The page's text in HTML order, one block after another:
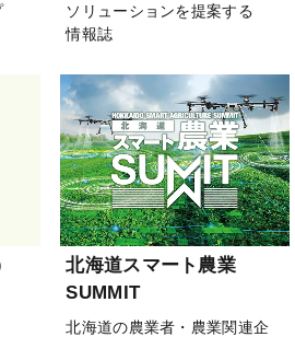
ソリューションを提案する
情報誌
北海道スマート農業
SUMMIT
北海道の農業者・農業関連企